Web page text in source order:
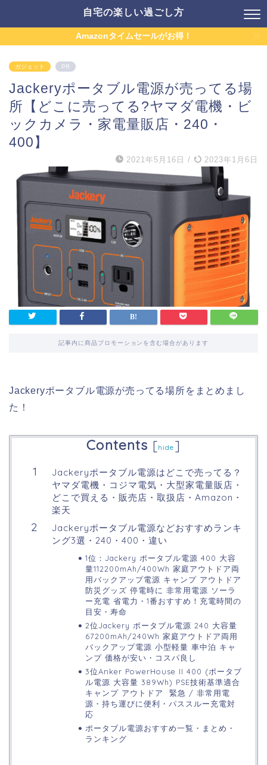
自宅の楽しい過ごし方
Amazonタイムセールがお得！
ガジェット PR
Jackeryポータブル電源が売ってる場
所【どこに売ってる?ヤマダ電機・ビ
ックカメラ・家電量販店・240・
400】
2021年5月16日 / 2023年1月6日
記事内に商品プロモーションを含む場合があります
Jackeryポータブル電源が売ってる場所をまとめまし
た！
Contents [hide ]
Jackeryポータブル電源はどこで売ってる？
ヤマダ電機・コジマ電気・大型家電量販店・
どこで買える・販売店・取扱店・Amazon・
楽天
Jackeryポータブル電源などおすすめランキ
ング3選・240・400・違い
1位：Jackery ポータブル電源 400 大容
量112200mAh/400Wh 家庭アウトドア両
用バックアップ電源 キャンプ アウトドア
防災グッズ 停電時に 非常用電源 ソーラ
ー充電 省電力・1番おすすめ！充電時間の
目安・寿命
2位Jackery ポータブル電源 240 大容量
67200mAh/240Wh 家庭アウトドア両用
バックアップ電源 小型軽量 車中泊 キャ
ンプ 価格が安い・コスパ良し
3位Anker PowerHouse II 400 (ポータブ
ル電源 大容量 389Wh) PSE技術基準適合
キャンプ アウトドア 緊急 / 非常用電
源・持ち運びに便利・パススルー充電対
応
ポータブル電源おすすめ一覧・まとめ・
ランキング